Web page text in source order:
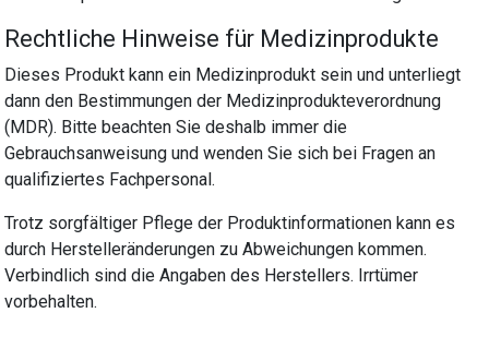
Rechtliche Hinweise für Medizinprodukte
Dieses Produkt kann ein Medizinprodukt sein und unterliegt
dann den Bestimmungen der Medizinprodukteverordnung
(MDR). Bitte beachten Sie deshalb immer die
Gebrauchsanweisung und wenden Sie sich bei Fragen an
qualifiziertes Fachpersonal.
Trotz sorgfältiger Pflege der Produktinformationen kann es
durch Herstelleränderungen zu Abweichungen kommen.
Verbindlich sind die Angaben des Herstellers. Irrtümer
vorbehalten.